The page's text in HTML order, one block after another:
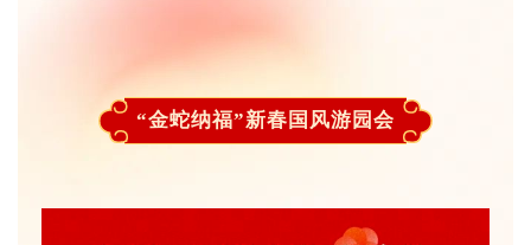
“金蛇纳福”新春国风游园会